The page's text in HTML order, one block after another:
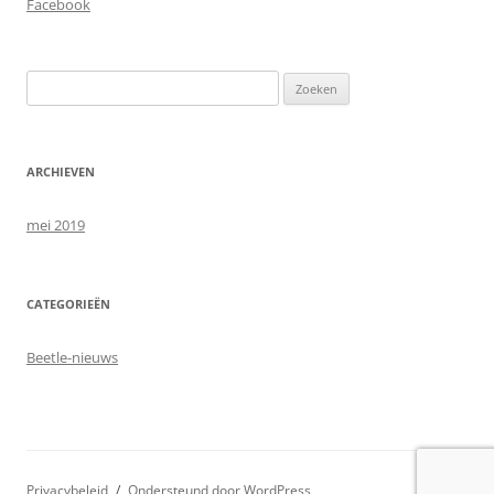
Facebook
naar:
ARCHIEVEN
mei 2019
CATEGORIEËN
Beetle-nieuws
Privacybeleid Ondersteund door WordPress